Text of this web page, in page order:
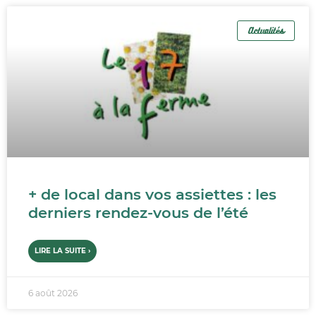
Actualités
+ de local dans vos assiettes : les
derniers rendez-vous de l’été
LIRE LA SUITE ›
6 août 2026